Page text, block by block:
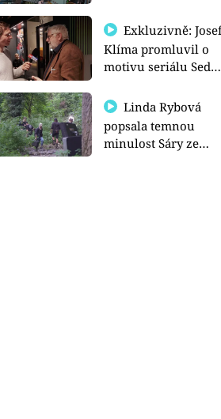
prima+
Exkluzivně: Josef
Klíma promluvil o
motivu seriálu Sedm
Linda Rybová
popsala temnou
minulost Sáry ze